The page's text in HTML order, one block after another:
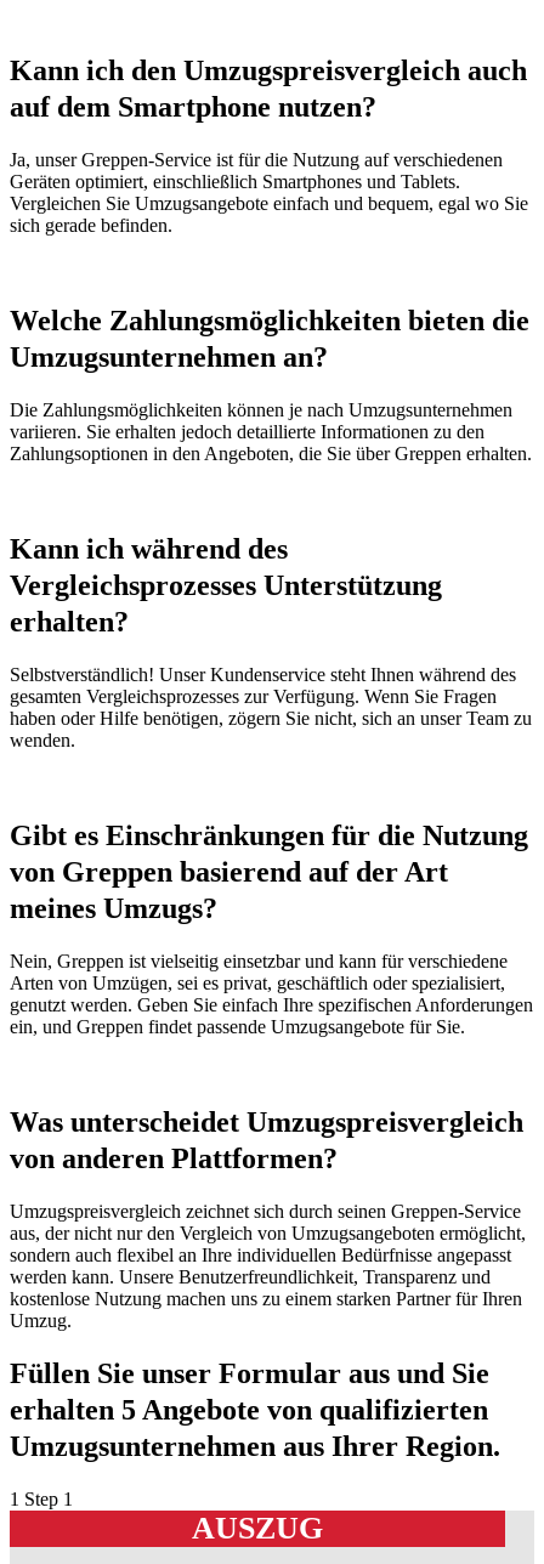
Kann ich den Umzugspreisvergleich auch
auf dem Smartphone nutzen?
Ja, unser Greppen-Service ist für die Nutzung auf verschiedenen
Geräten optimiert, einschließlich Smartphones und Tablets.
Vergleichen Sie Umzugsangebote einfach und bequem, egal wo Sie
sich gerade befinden.
Welche Zahlungsmöglichkeiten bieten die
Umzugsunternehmen an?
Die Zahlungsmöglichkeiten können je nach Umzugsunternehmen
variieren. Sie erhalten jedoch detaillierte Informationen zu den
Zahlungsoptionen in den Angeboten, die Sie über Greppen erhalten.
Kann ich während des
Vergleichsprozesses Unterstützung
erhalten?
Selbstverständlich! Unser Kundenservice steht Ihnen während des
gesamten Vergleichsprozesses zur Verfügung. Wenn Sie Fragen
haben oder Hilfe benötigen, zögern Sie nicht, sich an unser Team zu
wenden.
Gibt es Einschränkungen für die Nutzung
von Greppen basierend auf der Art
meines Umzugs?
Nein, Greppen ist vielseitig einsetzbar und kann für verschiedene
Arten von Umzügen, sei es privat, geschäftlich oder spezialisiert,
genutzt werden. Geben Sie einfach Ihre spezifischen Anforderungen
ein, und Greppen findet passende Umzugsangebote für Sie.
Was unterscheidet Umzugspreisvergleich
von anderen Plattformen?
Umzugspreisvergleich zeichnet sich durch seinen Greppen-Service
aus, der nicht nur den Vergleich von Umzugsangeboten ermöglicht,
sondern auch flexibel an Ihre individuellen Bedürfnisse angepasst
werden kann. Unsere Benutzerfreundlichkeit, Transparenz und
kostenlose Nutzung machen uns zu einem starken Partner für Ihren
Umzug.
Füllen Sie unser Formular aus und Sie
erhalten 5 Angebote von qualifizierten
Umzugsunternehmen aus Ihrer Region.
1 Step 1
AUSZUG